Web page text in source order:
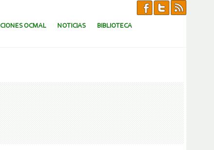
OCMAL NOTICIAS BIBLIOTECA